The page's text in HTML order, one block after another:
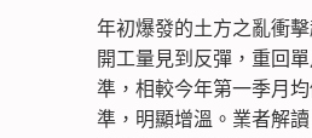
年初爆發的土方之亂衝
開工量見到反彈，重回
準，相較今年第一季月
準，明顯增溫。業者解